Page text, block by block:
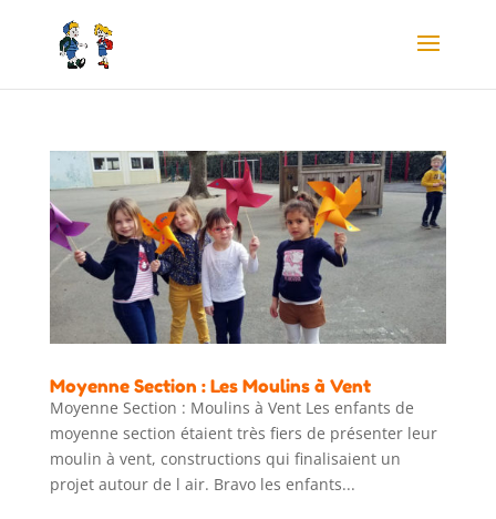
Moyenne Section : Les Moulins à Vent
Moyenne Section : Moulins à Vent Les enfants de
moyenne section étaient très fiers de présenter leur
moulin à vent, constructions qui finalisaient un
projet autour de l air. Bravo les enfants...